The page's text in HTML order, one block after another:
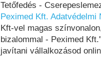
Tetőfedés -
Peximed Kft. Adatvédelmi
Kft-vel magas
bizalommal - Peximed
javítani vállalkozásod